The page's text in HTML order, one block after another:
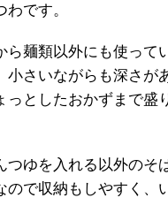
です。
ら麺類以外にも使って
小さいながらも深さが
っとしたおかずまで盛
つゆを入れる以外のそ
ので収納もしやすく、